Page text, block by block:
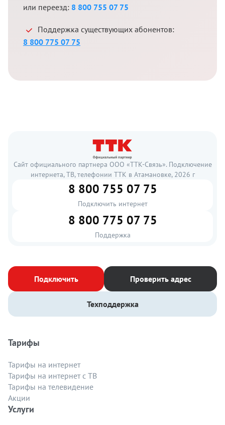
или переезд: 8 800 755 07 75
Поддержка существующих абонентов:
8 800 775 07 75
Сайт официального партнера ООО «ТТК-Связь». Подключение
интернета, ТВ, телефонии ТТК в Атамановке, 2026 г
8 800 755 07 75
Подключить интернет
8 800 775 07 75
Поддержка
Подключить Проверить адрес
Техподдержка
Тарифы
Тарифы на интернет
Тарифы на интернет с ТВ
Тарифы на телевидение
Акции
Услуги